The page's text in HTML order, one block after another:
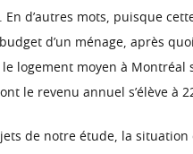
En d’autres mots, puisque
d’un ménage, après
le logement moyen à Montréal
le revenu annuel s’élève à
de notre étude, la